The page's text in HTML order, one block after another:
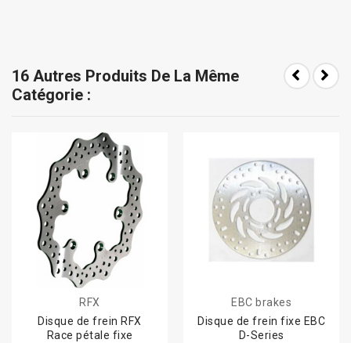
16 Autres Produits De La Même
Catégorie :
RFX
Disque de frein RFX
Race pétale fixe
EBC brakes
Disque de frein fixe EBC
D-Series